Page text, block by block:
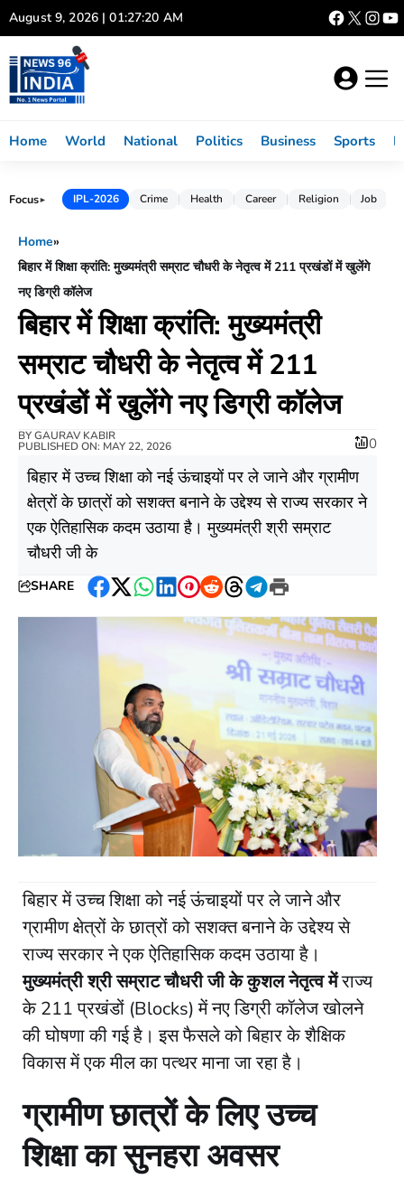
Skip
to
content
August 9, 2026 | 01:27:21 AM
Home World National Politics Business Sports
Focus► IPL-2026 Crime Health Career Religion Job
Home»
बिहार में शिक्षा क्रांति: मुख्यमंत्री सम्राट चौधरी के नेतृत्व में 211 प्रखंडों में खुलेंगे
नए डिग्री कॉलेज
बिहार में शिक्षा क्रांति: मुख्यमंत्री
सम्राट चौधरी के नेतृत्व में 211
प्रखंडों में खुलेंगे नए डिग्री कॉलेज
BYGAURAV KABIR
PUBLISHED ON: MAY 22, 2026 0
​बिहार में उच्च शिक्षा को नई ऊंचाइयों पर ले जाने और ग्रामीण
क्षेत्रों के छात्रों को सशक्त बनाने के उद्देश्य से राज्य सरकार ने
एक ऐतिहासिक कदम उठाया है। मुख्यमंत्री श्री सम्राट
चौधरी जी के
SHARE
Facebook
Twitter
WhatsApp
LinkedIn
Pinterest
RedditThreads
Telegram
Print
​बिहार में उच्च शिक्षा को नई ऊंचाइयों पर ले जाने और
ग्रामीण क्षेत्रों के छात्रों को सशक्त बनाने के उद्देश्य से
राज्य सरकार ने एक ऐतिहासिक कदम उठाया है।
मुख्यमंत्री श्री सम्राट चौधरी जी के कुशल नेतृत्व मेंराज्य
के 211 प्रखंडों (Blocks) में नए डिग्री कॉलेज खोलने
की घोषणा की गई है। इस फैसले को बिहार के शैक्षिक
विकास में एक मील का पत्थर माना जा रहा है।
​ग्रामीण छात्रों के लिए उच्च
शिक्षा का सुनहरा अवसर